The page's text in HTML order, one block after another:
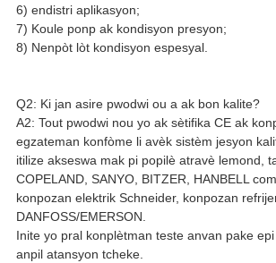
6) endistri aplikasyon;
7) Koule ponp ak kondisyon presyon;
8) Nenpòt lòt kondisyon espesyal.
Q2: Ki jan asire pwodwi ou a ak bon kalite?
A2: Tout pwodwi nou yo ak sètifika CE ak
egzateman konfòme li avèk sistèm jesyon
itilize akseswa mak pi popilè atravè lemond,
COPELAND, SANYO, BITZER, HANBELL
konpozan elektrik Schneider, konpozan
DANFOSS/EMERSON.
Inite yo pral konplètman teste anvan pake
anpil atansyon tcheke.